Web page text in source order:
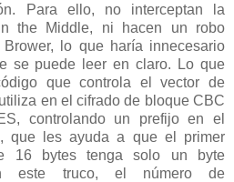
Para ello, no interceptan la
the Middle, ni hacen un robo
lo que haría innecesario
se puede leer en claro. Lo que
que controla el vector de
en el cifrado de bloque CBC
controlando un prefijo en el
que les ayuda a que el primer
16 bytes tenga solo un byte
este truco, el número de